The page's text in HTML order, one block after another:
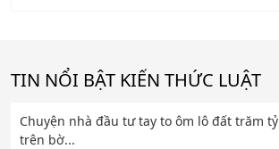
TIN NỔI BẬT KIẾN THỨC LUẬT
Chuyện nhà đầu tư tay to ôm lô đất trăm tỷ
trên bờ...